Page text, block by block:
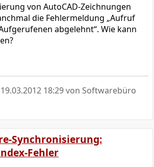
von AutoCAD-Zeichnungen
die Fehlermeldung „Aufruf
abgelehnt“. Wie kann
19.03.2012 18:29von Softwarebüro
Synchronisierung:
Fehler